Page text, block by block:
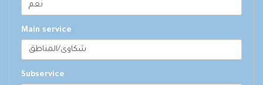
نعم
Main service
شكاوى/المناطق
Subservice